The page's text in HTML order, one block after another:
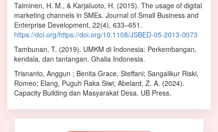
Taiminen, H. M., & Karjaluoto, H. (2015). The usage of digital
marketing channels in SMEs. Journal of Small Business and
Enterprise Development, 22(4), 633–651.
https://doi.org/https://doi.org/10.1108/JSBED-05-2013-0073
Tambunan, T. (2019). UMKM di Indonesia: Perkembangan,
kendala, dan tantangan. Ghalia Indonesia.
Trisnanto, Anggun ; Benita Grace, Steffani; Sangalikur Riski,
Romeo; Elang, Puguh Raka Siwi; Abelard, Z. A. (2024).
Capacity Building dan Masyarakat Desa. UB Press.